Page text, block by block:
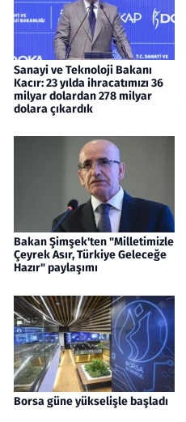
Sanayi ve Teknoloji Bakanı
Kacır: 23 yılda ihracatımızı 36
milyar dolardan 278 milyar
dolara çıkardık
Bakan Şimşek'ten "Milletimizle
Çeyrek Asır, Türkiye Geleceğe
Hazır" paylaşımı
Borsa güne yükselişle başladı